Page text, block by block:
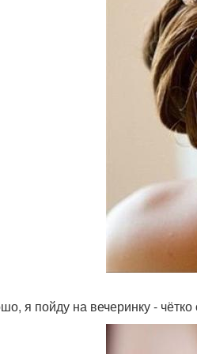
я пойду на вечеринку - чётко